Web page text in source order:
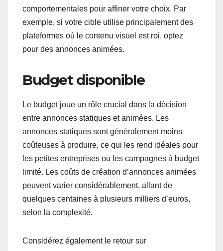
comportementales pour affiner votre choix. Par
exemple, si votre cible utilise principalement des
plateformes où le contenu visuel est roi, optez
pour des annonces animées.
Budget disponible
Le budget joue un rôle crucial dans la décision
entre annonces statiques et animées. Les
annonces statiques sont généralement moins
coûteuses à produire, ce qui les rend idéales pour
les petites entreprises ou les campagnes à budget
limité. Les coûts de création d’annonces animées
peuvent varier considérablement, allant de
quelques centaines à plusieurs milliers d’euros,
selon la complexité.
Considérez également le retour sur